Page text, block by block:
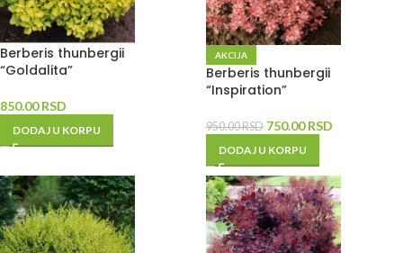
Berberis thunbergii
“Goldalita”
850.00RSD
DODAJ U KORPU
AKCIJA
Berberis thunbergii
“Inspiration”
950.00RSD 750.00RSD
DODAJ U KORPU